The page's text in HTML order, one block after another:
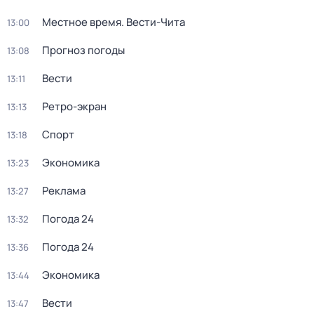
13:00 Местное время. Вести-Чита
13:08 Прогноз погоды
13:11 Вести
13:13 Ретро-экран
13:18 Спорт
13:23 Экономика
13:27 Реклама
13:32 Погода 24
13:36 Погода 24
13:44 Экономика
13:47 Вести